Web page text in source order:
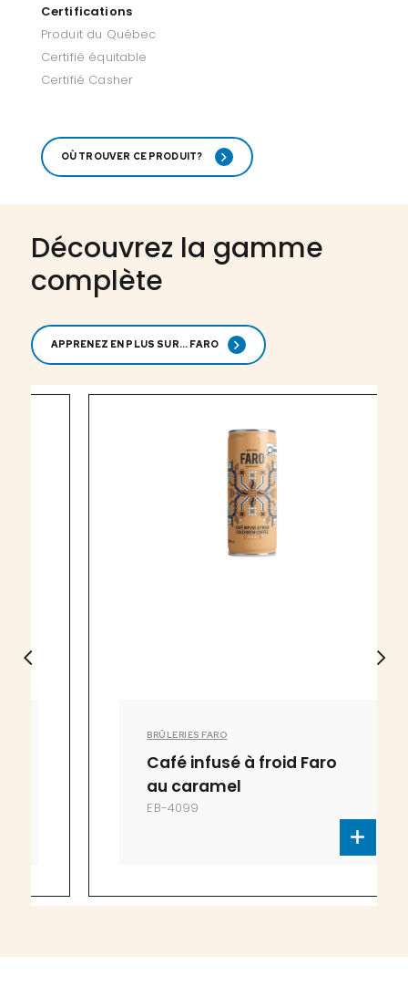
Certifications
Produit du Québec
Certifié équitable
Certifié Casher
OÙ TROUVER CE PRODUIT?
Découvrez la gamme
complète
APPRENEZ EN PLUS SUR... FARO
BRÛLERIES FARO
Café infusé à froid Faro
au caramel
EB-4099